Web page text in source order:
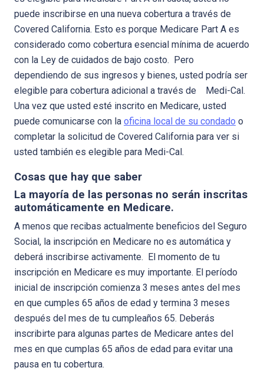
puede inscribirse en una nueva cobertura a través de
Covered California. Esto es porque Medicare Part A es
considerado como cobertura esencial mínima de acuerdo
con la Ley de cuidados de bajo costo. Pero
dependiendo de sus ingresos y bienes, usted podría ser
elegible para cobertura adicional a través de Medi-Cal.
Una vez que usted esté inscrito en Medicare, usted
puede comunicarse con la oficina local de su condado o
completar la solicitud de Covered California para ver si
usted también es elegible para Medi-Cal.
Cosas que hay que saber
La mayoría de las personas no serán inscritas
automáticamente en Medicare.
A menos que recibas actualmente beneficios del Seguro
Social, la inscripción en Medicare no es automática y
deberá inscribirse activamente. El momento de tu
inscripción en Medicare es muy importante. El período
inicial de inscripción comienza 3 meses antes del mes
en que cumples 65 años de edad y termina 3 meses
después del mes de tu cumpleaños 65. Deberás
inscribirte para algunas partes de Medicare antes del
mes en que cumplas 65 años de edad para evitar una
pausa en tu cobertura.